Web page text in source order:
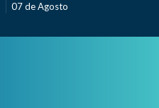
07 de Agosto